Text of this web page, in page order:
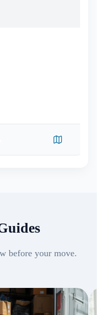
before your move.